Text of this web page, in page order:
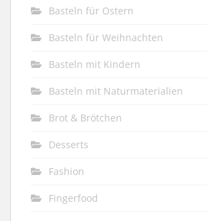
Basteln für Ostern
Basteln für Weihnachten
Basteln mit Kindern
Basteln mit Naturmaterialien
Brot & Brötchen
Desserts
Fashion
Fingerfood